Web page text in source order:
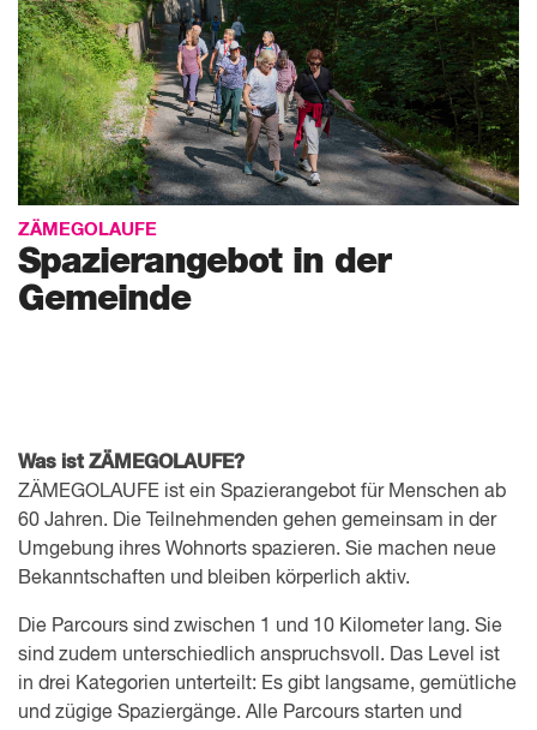
ZÄMEGOLAUFE
Spazierangebot in der
Gemeinde
Was ist ZÄMEGOLAUFE?
ZÄMEGOLAUFE ist ein Spazierangebot für Menschen ab
60 Jahren. Die Teilnehmenden gehen gemeinsam in der
Umgebung ihres Wohnorts spazieren. Sie machen neue
Bekanntschaften und bleiben körperlich aktiv.
Die Parcours sind zwischen 1 und 10 Kilometer lang. Sie
sind zudem unterschiedlich anspruchsvoll. Das Level ist
in drei Kategorien unterteilt: Es gibt langsame, gemütliche
und zügige Spaziergänge. Alle Parcours starten und